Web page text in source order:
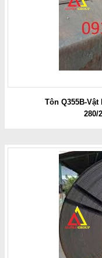
Tôn Q355B-Vật
280/